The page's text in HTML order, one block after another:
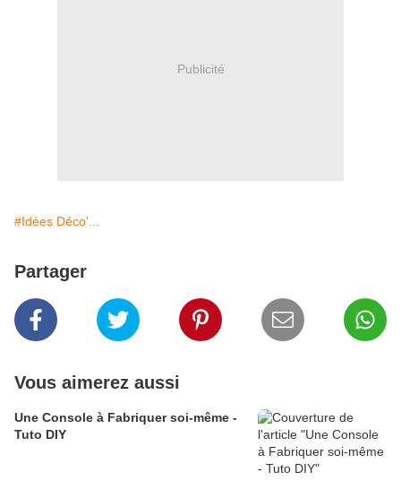
Publicité
#Idées Déco'...
Partager
Vous aimerez aussi
Une Console à Fabriquer soi-même -
Tuto DIY